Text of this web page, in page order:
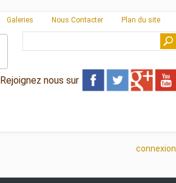
Galeries Nous Contacter Plan du site
Rejoignez nous sur
connexion